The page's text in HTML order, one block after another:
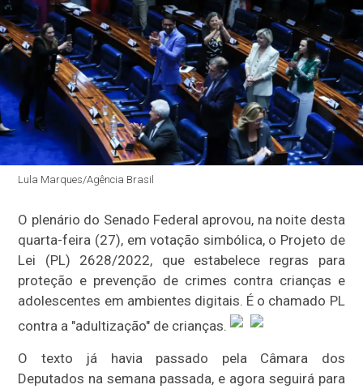
Lula Marques/Agência Brasil
O plenário do Senado Federal aprovou, na noite desta
quarta-feira (27), em votação simbólica, o Projeto de
Lei (PL) 2628/2022, que estabelece regras para
proteção e prevenção de crimes contra crianças e
adolescentes em ambientes digitais. É o chamado PL
contra a "adultização" de crianças.
O texto já havia passado pela Câmara dos
Deputados na semana passada, e agora seguirá para